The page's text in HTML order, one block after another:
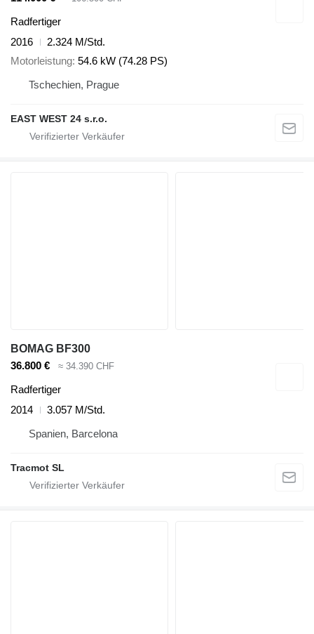
Radfertiger
2016
2.324 M/Std.
Motorleistung 54.6 kW (74.28 PS)
Tschechien, Prague
EAST WEST 24 s.r.o.
BOMAG BF300
36.800 €
≈ 34.390 CHF
Radfertiger
2014
3.057 M/Std.
Spanien, Barcelona
Tracmot SL